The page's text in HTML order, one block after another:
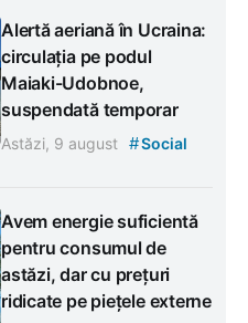
Alertă aeriană în Ucraina:
circulația pe podul
Maiaki-Udobnoe,
suspendată temporar
Astăzi, 9 august #Social
Avem energie suficientă
pentru consumul de
astăzi, dar cu prețuri
ridicate pe piețele externe